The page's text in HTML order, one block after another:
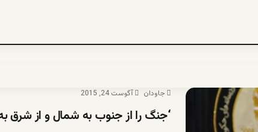
جاودان آگوست 24, 2015
‘جنگ را از جنوب به شمال و از شرق